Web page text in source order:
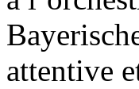
attentive